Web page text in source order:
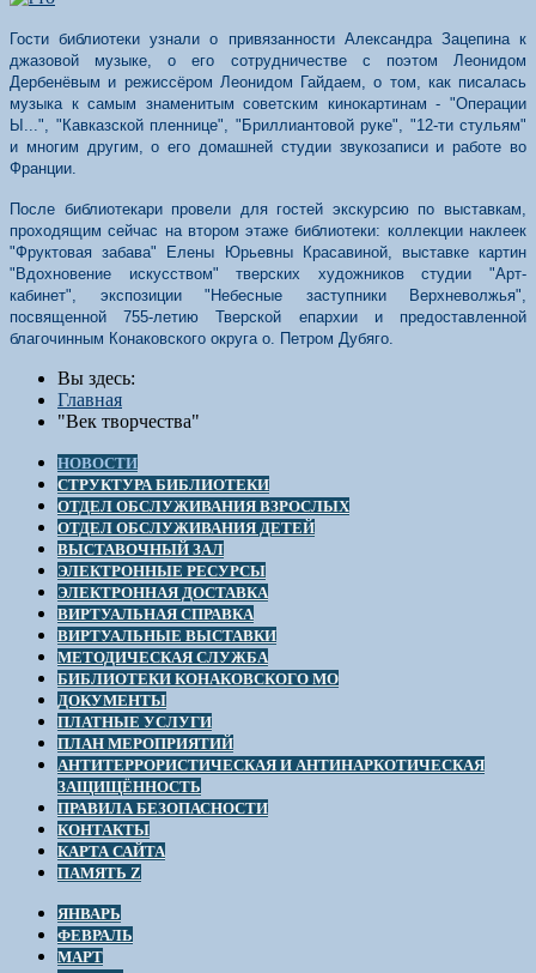
Гости библиотеки узнали о привязанности Александра Зацепина к
джазовой музыке, о его сотрудничестве с поэтом Леонидом
Дербенёвым и режиссёром Леонидом Гайдаем, о том, как писалась
музыка к самым знаменитым советским кинокартинам - "Операции
Ы...", "Кавказской пленнице", "Бриллиантовой руке", "12-ти стульям"
и многим другим, о его домашней студии звукозаписи и работе во
Франции.
После библиотекари провели для гостей экскурсию по выставкам,
проходящим сейчас на втором этаже библиотеки: коллекции наклеек
"Фруктовая забава" Елены Юрьевны Красавиной, выставке картин
"Вдохновение искусством" тверских художников студии "Арт-
кабинет", экспозиции "Небесные заступники Верхневолжья",
посвященной 755-летию Тверской епархии и предоставленной
благочинным Конаковского округа о. Петром Дубяго.
Вы здесь:
Главная
"Век творчества"
НОВОСТИ
СТРУКТУРА БИБЛИОТЕКИ
ОТДЕЛ ОБСЛУЖИВАНИЯ ВЗРОСЛЫХ
ОТДЕЛ ОБСЛУЖИВАНИЯ ДЕТЕЙ
ВЫСТАВОЧНЫЙ ЗАЛ
ЭЛЕКТРОННЫЕ РЕСУРСЫ
ЭЛЕКТРОННАЯ ДОСТАВКА
ВИРТУАЛЬНАЯ СПРАВКА
ВИРТУАЛЬНЫЕ ВЫСТАВКИ
МЕТОДИЧЕСКАЯ СЛУЖБА
БИБЛИОТЕКИ КОНАКОВСКОГО МО
ДОКУМЕНТЫ
ПЛАТНЫЕ УСЛУГИ
ПЛАН МЕРОПРИЯТИЙ
АНТИТЕРРОРИСТИЧЕСКАЯ И АНТИНАРКОТИЧЕСКАЯ
ЗАЩИЩЁННОСТЬ
ПРАВИЛА БЕЗОПАСНОСТИ
КОНТАКТЫ
КАРТА САЙТА
ПАМЯТЬ Z
ЯНВАРЬ
ФЕВРАЛЬ
МАРТ